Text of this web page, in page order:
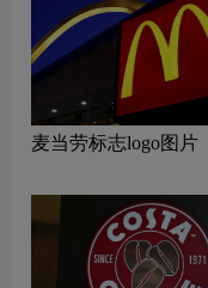
麦当劳标志logo图片